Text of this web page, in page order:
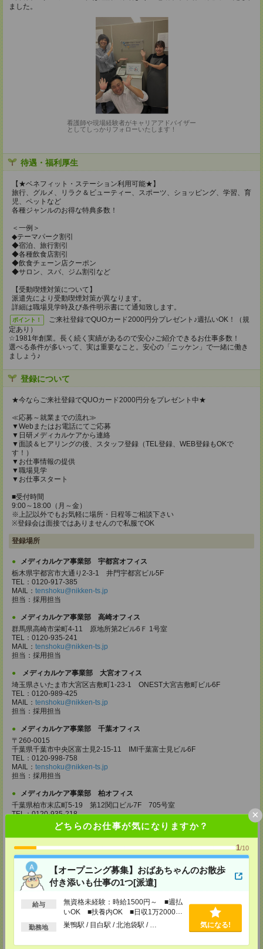
どちらのお仕事が気になりますか？
1/10
【オープニング募集】おばあちゃんのお散歩
付き添いも仕事の1つ[派遣]
給与
無資格未経験：時給1500円～ ■週払
いOK ■扶養内OK ■日収1万2000円
以上
勤務地 巣鴨駅 / 目白駅 / 北池袋駅 / … 気になる!
×
ました。
看護師や現場経験者がキャリアアドバイザー
としてしっかりフォローいたします！
待遇・福利厚生
【★ベネフィット・ステーション利用可能★】
旅行、グルメ、リラク＆ビューティー、スポーツ、ショッピング、学習、育
児、ペットなど
各種ジャンルのお得な特典多数！
＜一例＞
◆テーマパーク割引
◆宿泊、旅行割引
◆各種飲食店割引
◆飲食チェーン店クーポン
◆サロン、スパ、ジム割引など
【受動喫煙対策について】
派遣先により受動喫煙対策が異なります。
詳細は職場見学時及び条件明示書にて通知致します。
ポイント！
ご来社登録でQUOカード2000円分プレゼント♪週払いOK！（規
定あり）
☆1981年創業。長く続く実績があるので安心♪ご紹介できるお仕事多数！
選べる条件が多いって、実は重要なこと。安心の「ニッケン」で一緒に働き
ましょう♪
登録について
★今ならご来社登録でQUOカード2000円分をプレゼント中★
≪応募～就業までの流れ≫
▼Webまたはお電話にてご応募
▼日研メディカルケアから連絡
▼面談＆ヒアリングの後、スタッフ登録（TEL登録、WEB登録もOKで
す！）
▼お仕事情報の提供
▼職場見学
▼お仕事スタート
■受付時間
9:00～18:00（月～金）
※上記以外でもお気軽に場所・日程等ご相談下さい
※登録会は面接ではありませんので私服でOK
登録場所
メディカルケア事業部 宇都宮オフィス
栃木県宇都宮市大通り2-3-1 井門宇都宮ビル5F
TEL：0120-917-385
MAIL： tenshoku@nikken-ts.jp
担当：採用担当
メディカルケア事業部 高崎オフィス
群馬県高崎市栄町4-11 原地所第2ビル6Ｆ 1号室
TEL：0120-935-241
MAIL： tenshoku@nikken-ts.jp
担当：採用担当
メディカルケア事業部 大宮オフィス
埼玉県さいたま市大宮区吉敷町1-23-1 ONEST大宮吉敷町ビル6F
TEL：0120-989-425
MAIL： tenshoku@nikken-ts.jp
担当：採用担当
メディカルケア事業部 千葉オフィス
〒260-0015
千葉県千葉市中央区富士見2-15-11 IMI千葉富士見ビル6F
TEL：0120-998-758
MAIL： tenshoku@nikken-ts.jp
担当：採用担当
メディカルケア事業部 柏オフィス
千葉県柏市末広町5-19 第12関口ビル7F 705号室
TEL：0120-935-218
tenshoku@nikken-ts.jp
担当：採用担当
メディカルケア事業部 新宿オフィス
東京都新宿区新宿2-3-10 新宿御苑ビル6階
TEL：0120-457-235
MAIL：tenshoku@nikken-ts.jp
担当：採用担当
メディカルケア事業部 立川事業所
東京都立川市錦町1-12-14
TEL：0120-934-200
担当：採用担当